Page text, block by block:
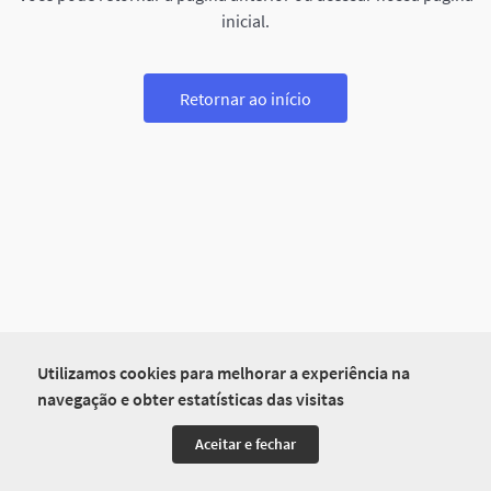
Utilizamos cookies para melhorar a experiência na
navegação e obter estatísticas das visitas
Aceitar e fechar
inicial.
Retornar ao início